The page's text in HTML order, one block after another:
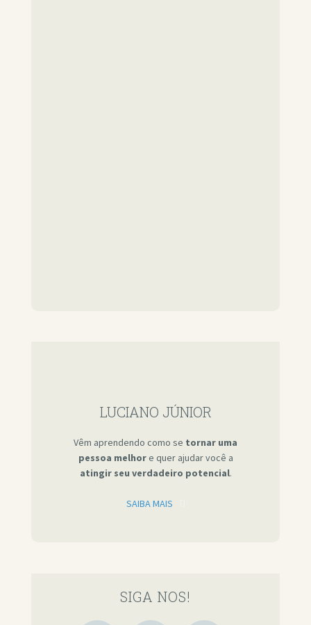
LUCIANO JÚNIOR
Vêm aprendendo como se tornar uma
pessoa melhore quer ajudar você a
atingir seu verdadeiro potencial.
SAIBA MAIS
SIGA NOS!